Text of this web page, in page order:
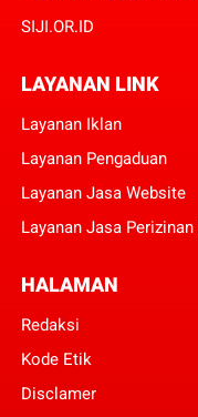
SIJI.OR.ID
LAYANAN LINK
Layanan Iklan
Layanan Pengaduan
Layanan Jasa Website
Layanan Jasa Perizinan
HALAMAN
Redaksi
Kode Etik
Disclamer